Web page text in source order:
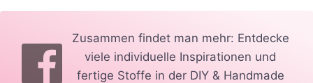
Zusammen findet man mehr: Entdecke
viele individuelle Inspirationen und
fertige Stoffe in der DIY & Handmade